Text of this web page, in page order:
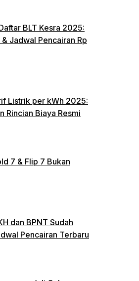
BLT Kesra 2025:
Jadwal Pencairan Rp
Listrik per kWh 2025:
Rincian Biaya Resmi
7 & Flip 7 Bukan
dan BPNT Sudah
Pencairan Terbaru